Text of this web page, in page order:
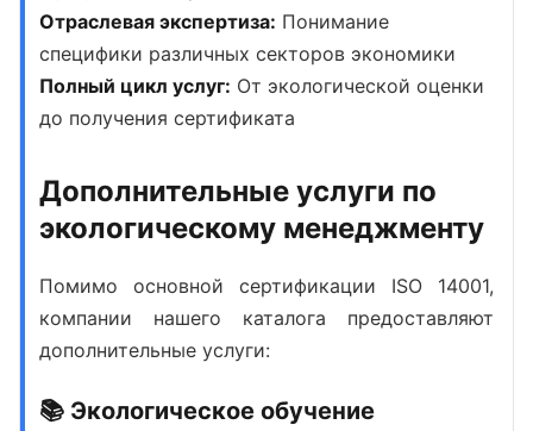
Отраслевая экспертиза: Понимание
специфики различных секторов экономики
Полный цикл услуг: От экологической оценки
до получения сертификата
Дополнительные услуги по
экологическому менеджменту
Помимо основной сертификации ISO 14001,
компании нашего каталога предоставляют
дополнительные услуги:
📚 Экологическое обучение